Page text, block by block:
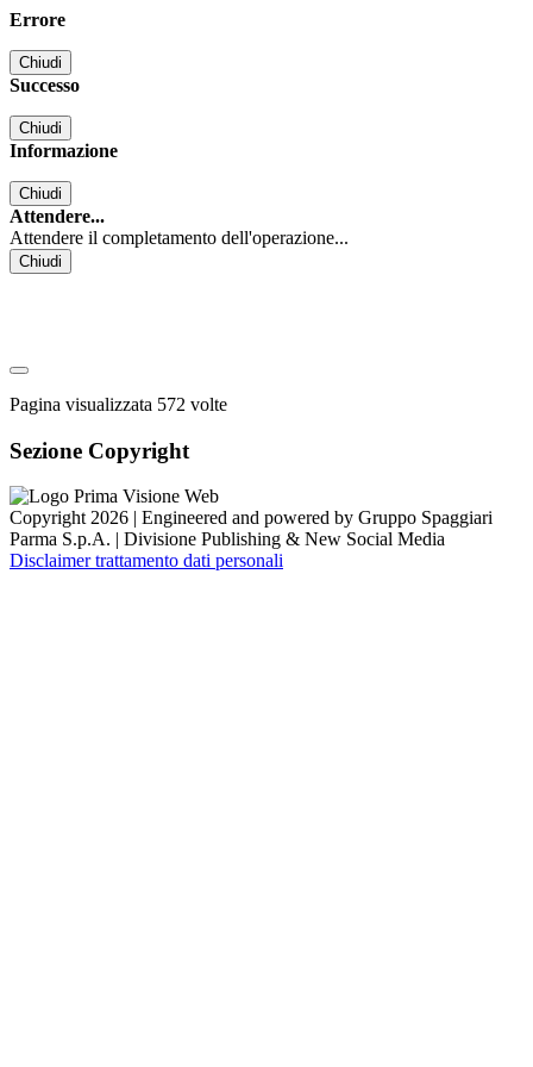
Errore
Chiudi
Successo
Chiudi
Informazione
Chiudi
Attendere...
Attendere il completamento dell'operazione...
Chiudi
Pagina visualizzata 572 volte
Sezione Copyright
Copyright 2026 | Engineered and powered by Gruppo Spaggiari
Parma S.p.A. | Divisione Publishing & New Social Media
Disclaimer trattamento dati personali